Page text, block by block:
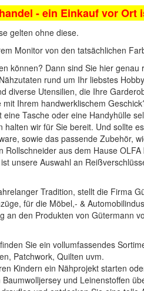
- ein Einkauf vor
gelten ohne diese.
Monitor von den tatsächlichen
können? Dann sind Sie hier
rund um Ihr liebstes
diverse Utensilien, die Ihre
Ihrem handwerklischem
Tasche oder eine Handyhülle
wir für Sie bereit. Und sollte
sowie das passende Zubehör,
Rollschneider aus dem Hause OLFA
unsere Auswahl an
Tradition, stellt die Firma
für die Möbel,- &
den Produkten von Gütermann
Sie ein vollumfassendes
Patchwork, Quilten uvm.
Kindern ein Nähprojekt starten
und Leinenstoffen